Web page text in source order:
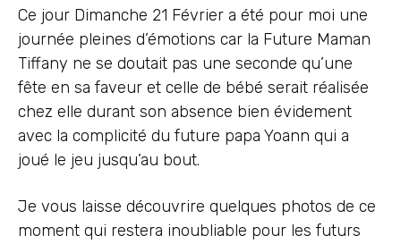
Ce jour Dimanche 21 Février a été pour moi une
journée pleines d’émotions car la Future Maman
Tiffany ne se doutait pas une seconde qu’une
fête en sa faveur et celle de bébé serait réalisée
chez elle durant son absence bien évidement
avec la complicité du future papa Yoann qui a
joué le jeu jusqu’au bout.
Je vous laisse découvrire quelques photos de ce
moment qui restera inoubliable pour les futurs